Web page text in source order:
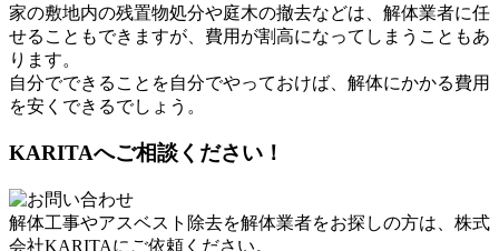
家の敷地内の残置物処分や庭木の撤去などは、解体業者に任
せることもできますが、費用が割高になってしまうこともあ
ります。
自分でできることを自分でやっておけば、解体にかかる費用
を安くできるでしょう。
KARITAへご相談ください！
解体工事やアスベスト除去を解体業者をお探しの方は、株式
会社KARITAにご依頼ください。